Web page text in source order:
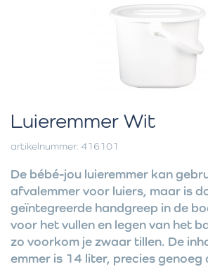
Luieremmer Wit
artikelnummer: 416101
De bébé-jou luieremmer kan
afvalemmer voor luiers, maar is
geïntegreerde handgreep in de
voor het vullen en legen van het
zo voorkom je zwaar tillen. De
emmer is 14 liter, precies genoeg